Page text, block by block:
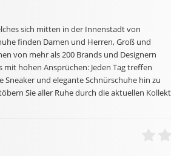
sich mitten in der Innenstadt von
finden Damen und Herren, Groß und
von mehr als 200 Brands und Designern
hohen Ansprüchen: Jeden Tag treffen
und elegante Schnürschuhe hin zu
Sie aller Ruhe durch die aktuellen